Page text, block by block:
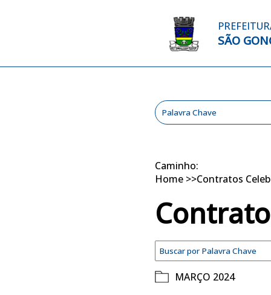
SÃO
Caminho:
Home >>Contratos
MARÇO 2024